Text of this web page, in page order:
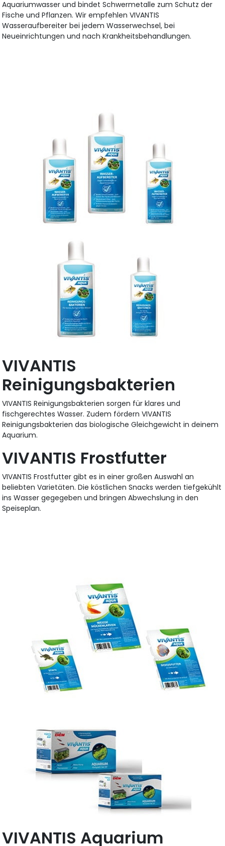
Aquariumwasser und bindet Schwermetalle zum Schutz der
Fische und Pflanzen. Wir empfehlen VIVANTIS
Wasseraufbereiter bei jedem Wasserwechsel, bei
Neueinrichtungen und nach Krankheitsbehandlungen.
VIVANTIS
Reinigungsbakterien
VIVANTIS Reinigungsbakterien sorgen für klares und
fischgerechtes Wasser. Zudem fördern VIVANTIS
Reinigungsbakterien das biologische Gleichgewicht in deinem
Aquarium.
VIVANTIS Frostfutter
VIVANTIS Frostfutter gibt es in einer großen Auswahl an
beliebten Varietäten. Die köstlichen Snacks werden tiefgekühlt
ins Wasser gegegeben und bringen Abwechslung in den
Speiseplan.
VIVANTIS Aquarium